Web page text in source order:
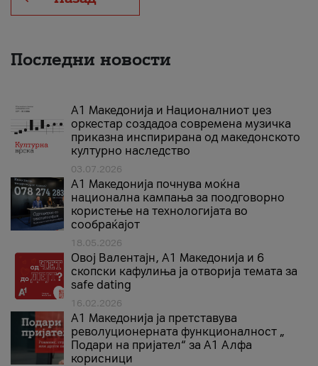
Последни новости
А1 Македонија и Националниот џез
оркестар создадоа современа музичка
приказна инспирирана од македонското
културно наследство
03.07.2026
A1 Македонија почнува моќна
национална кампања за поодговорно
користење на технологијата во
сообраќајот
18.05.2026
Овој Валентајн, A1 Македонија и 6
скопски кафулиња ја отворија темата за
safe dating
16.02.2026
А1 Македонија ја претставува
револуционерната функционалност „
Подари на пријател“ за А1 Алфа
корисници